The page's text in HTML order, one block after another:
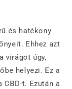
és hatékony
Ehhez azt
virágot úgy,
helyezi. Ez a
t. Ezután a